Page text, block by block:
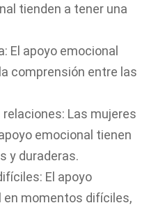
tienden a tener una
El apoyo emocional
comprensión entre las
Las mujeres
emocional tienen
y duraderas.
El apoyo
en momentos difíciles,